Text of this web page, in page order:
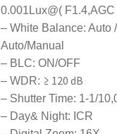
0.001Lux@(
– White Balance: Auto
Auto/Manual
– BLC: ON/OFF
– WDR: ≥ 120 dB
– Shutter Time: 1-1/
– Day& Night: ICR